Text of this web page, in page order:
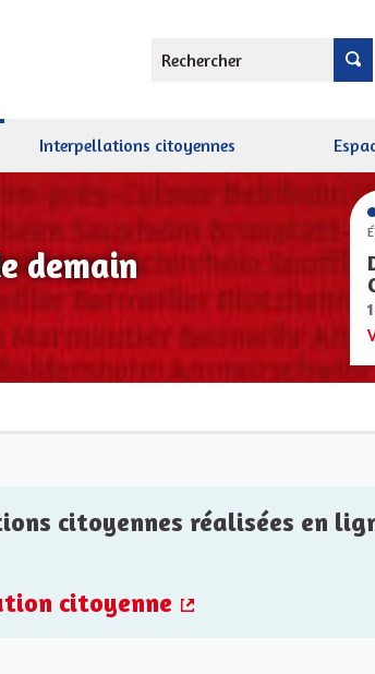
Rechercher
Interpellations citoyennes
demain
citoyennes réalisées en
citoyenne